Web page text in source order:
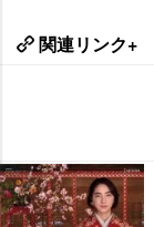
関連リンク+